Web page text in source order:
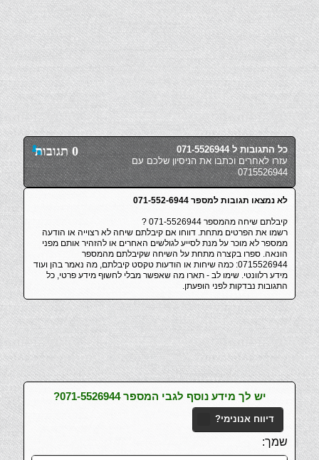
0 תגובות
כל התגובות ל 071-5526944
עזרו לאחרים וכתבו את הניסיון שלכם עם
0715526944
לא נמצאו תגובות למספר 071-552-6944
קיבלתם שיחה מהמספר 071-5526944 ?
רשמו את הפרטים מתחת. דווחו אם קיבלתם שיחה לא רצוייה או הודעה
ממספר לא מוכר על מנת לסייע לגולשים האחרים או להזהיר אותם מפני
הונאה. ספרו בקצרה מתחת על השיחה שקיבלתם מהמספר
0715526944: כמה שיחות או הודעות טקסט קיבלתם, מה נאמר בהן ועוד
מידע רלוונטי. שימו לב - תארו מה שאפשר מבלי לחשוף מידע פרטי, כל
התגובות נבדקות לפני הופעתן.
יש לך מידע נוסף לגבי המספר 071-5526944?
דיווח אנונימי?
שמך: